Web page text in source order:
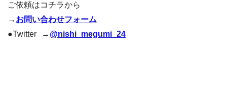
ご依頼はコチラから
→ お問い合わせフォーム
●Twitter → @nishi_megumi_24